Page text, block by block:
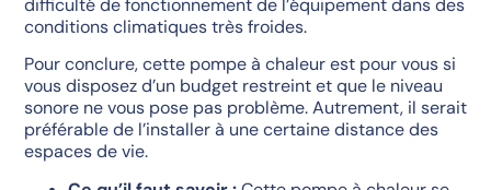
conditions climatiques très froides.
Pour conclure, cette pompe à chaleur est pour vous si
vous disposez d’un budget restreint et que le niveau
sonore ne vous pose pas problème. Autrement, il serait
préférable de l’installer à une certaine distance des
espaces de vie.